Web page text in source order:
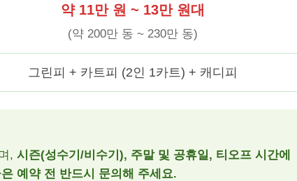
약 11만 원 ~ 13만 원대
(약 200만 동 ~ 230만 동)
그린피 + 카트피 (2인 1카트) + 캐디피
, 시즌(성수기/비수기), 주말 및 공휴일, 티오프 시간에
예약 전 반드시 문의해 주세요.